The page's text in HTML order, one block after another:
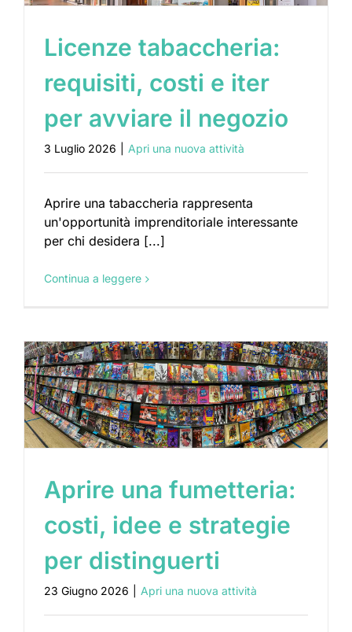
Licenze tabaccheria:
requisiti, costi e iter
per avviare il negozio
3 Luglio 2026 Apri una nuova attività
Aprire una tabaccheria rappresenta
un'opportunità imprenditoriale interessante
per chi desidera [...]
Continua a leggere
Aprire una fumetteria:
costi, idee e strategie
per distinguerti
23 Giugno 2026 Apri una nuova attività